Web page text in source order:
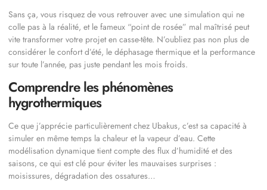
Sans ça, vous risquez de vous retrouver avec une simulation qui ne
colle pas à la réalité, et le fameux “point de rosée” mal maîtrisé peut
vite transformer votre projet en casse-tête. N’oubliez pas non plus de
considérer le confort d’été, le déphasage thermique et la performance
sur toute l’année, pas juste pendant les mois froids.
Comprendre les phénomènes
hygrothermiques
Ce que j’apprécie particulièrement chez Ubakus, c’est sa capacité à
simuler en même temps la chaleur et la vapeur d’eau. Cette
modélisation dynamique tient compte des flux d’humidité et des
saisons, ce qui est clé pour éviter les mauvaises surprises :
moisissures, dégradation des ossatures…